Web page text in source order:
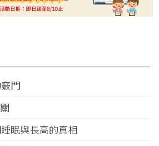
門
眠與長高的真相